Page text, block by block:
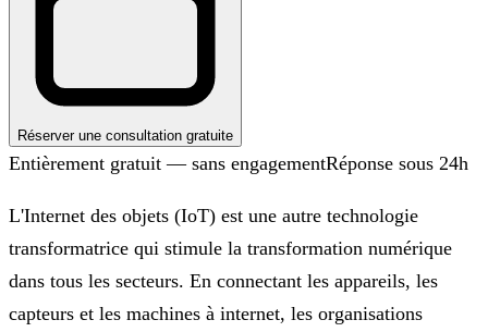
Réserver une consultation gratuite
Entièrement gratuit — sans engagementRéponse sous 24h
L'Internet des objets (IoT) est une autre technologie
transformatrice qui stimule la transformation numérique
dans tous les secteurs. En connectant les appareils, les
capteurs et les machines à internet, les organisations